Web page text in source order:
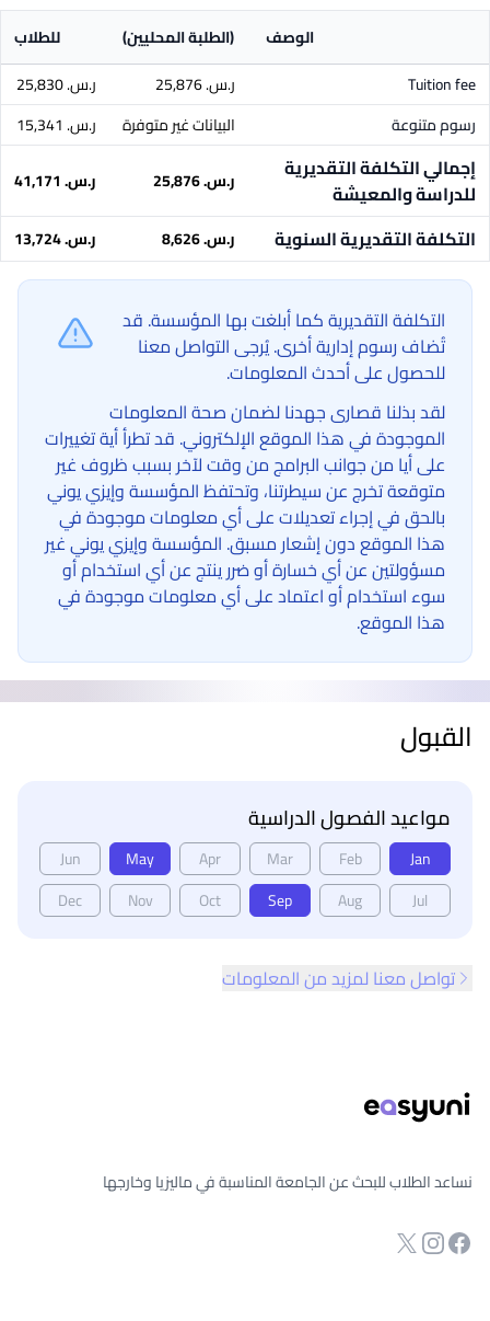
الوصف (الطلبة المحليين)
للطلاب
Tuition fee
ر.س.‏ 25,876
ر.س.‏ 25,830
رسوم متنوعة
البيانات غير متوفرة ر.س.‏ 15,341
إجمالي التكلفة التقديرية
للدراسة والمعيشة
ر.س.‏ 25,876 ر.س.‏ 41,171
التكلفة التقديرية السنوية ر.س.‏ 8,626 ر.س.‏ 13,724
التكلفة التقديرية كما أبلغت بها المؤسسة. قد
تُضاف رسوم إدارية أخرى. يُرجى التواصل معنا
للحصول على أحدث المعلومات.
لقد بذلنا قصارى جهدنا لضمان صحة المعلومات
الموجودة في هذا الموقع الإلكتروني. قد تطرأ أية تغييرات
على أيا من جوانب البرامج من وقت لآخر بسبب ظروف غير
متوقعة تخرج عن سيطرتنا، وتحتفظ المؤسسة وإيزي يوني
بالحق في إجراء تعديلات على أي معلومات موجودة في
هذا الموقع دون إشعار مسبق. المؤسسة وإيزي يوني غير
مسؤولتين عن أي خسارة أو ضرر ينتج عن أي استخدام أو
سوء استخدام أو اعتماد على أي معلومات موجودة في
هذا الموقع.
القبول
مواعيد الفصول الدراسية
Jan
Feb
Mar
Apr
May
Jun
Jul
Aug
Sep
Oct
Nov
Dec
تواصل معنا لمزيد من المعلومات
نساعد الطلاب للبحث عن الجامعة المناسبة في ماليزيا وخارجها
صفحة الفيسبوك
انستجرام
Twitter